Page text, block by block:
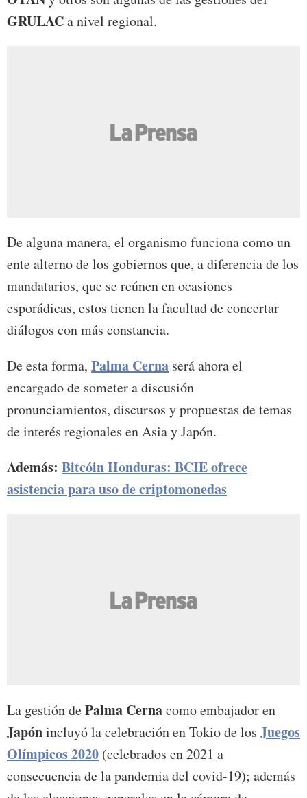
GRULACa nivel regional.
De alguna manera, el organismo funciona como un
ente alterno de los gobiernos que, a diferencia de los
mandatarios, que se reúnen en ocasiones
esporádicas, estos tienen la facultad de concertar
diálogos con más constancia.
De esta forma, Palma Cerna será ahora el
encargado de someter a discusión
pronunciamientos, discursos y propuestas de temas
de interés regionales en Asia y Japón.
Además: Bitcóin Honduras: BCIE ofrece
asistencia para uso de criptomonedas
La gestión dePalma Cernacomo embajador en
Japónincluyó la celebración en Tokio de los Juegos
Olímpicos 2020 (celebrados en 2021 a
consecuencia de la pandemia del covid-19); además